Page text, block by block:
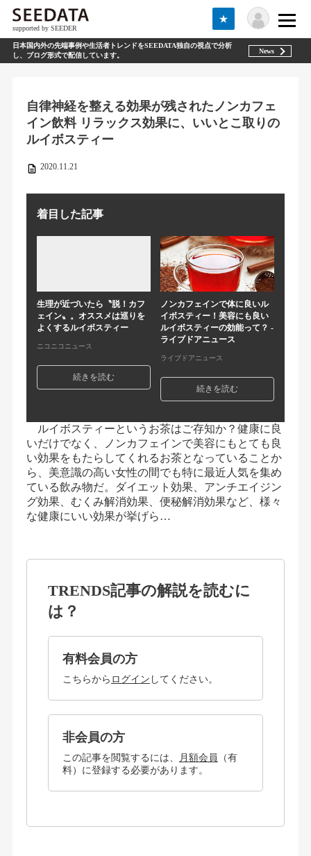
supported by SEEDER
★
日本国内外の先端事例や生活者トレンドをSEEDATA独自の視点で分析
し、ブログ形式で配信しています。
News
自律神経を整える効果が残されたノンカフェ
イン飲料 リラックス効果に、いいとこ取りの
ルイボスティー
2020.11.21
着目した記事
生理が近づいたら〝脱！カフ
ェイン〟。オススメは巡りを
よくするルイボスティー
ニコニコニュース
続きを読む
ノンカフェインで体に良いル
イボスティー！美容にも良い
ルイボスティーの効能って？ -
ライブドアニュース
ライブドアニュース
続きを読む
ルイボスティーというお茶はご存知か？健康に良
いだけでなく、ノンカフェインで美容にもとても良
い効果をもたらしてくれるお茶となっていることか
ら、美意識の高い女性の間でも特に最近人気を集め
ている飲み物だ。ダイエット効果、アンチエイジン
グ効果、むくみ解消効果、便秘解消効果など、様々
な健康にいい効果が挙げら…
TRENDS記事の解説を読むに
は？
有料会員の方
こちらから ログイン してください。
非会員の方
この記事を閲覧するには、 月額会員
（有
料）に登録する必要があります。